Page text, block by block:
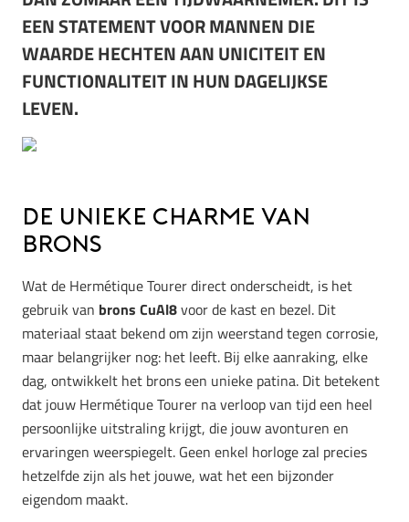
EEN STATEMENT VOOR MANNEN DIE
WAARDE HECHTEN AAN UNICITEIT EN
FUNCTIONALITEIT IN HUN DAGELIJKSE
LEVEN.
De unieke charme van
brons
Wat de Hermétique Tourer direct onderscheidt, is het
gebruik van brons CuAl8voor de kast en bezel. Dit
materiaal staat bekend om zijn weerstand tegen corrosie,
maar belangrijker nog: het leeft. Bij elke aanraking, elke
dag, ontwikkelt het brons een unieke patina. Dit betekent
dat jouw Hermétique Tourer na verloop van tijd een heel
persoonlijke uitstraling krijgt, die jouw avonturen en
ervaringen weerspiegelt. Geen enkel horloge zal precies
hetzelfde zijn als het jouwe, wat het een bijzonder
eigendom maakt.